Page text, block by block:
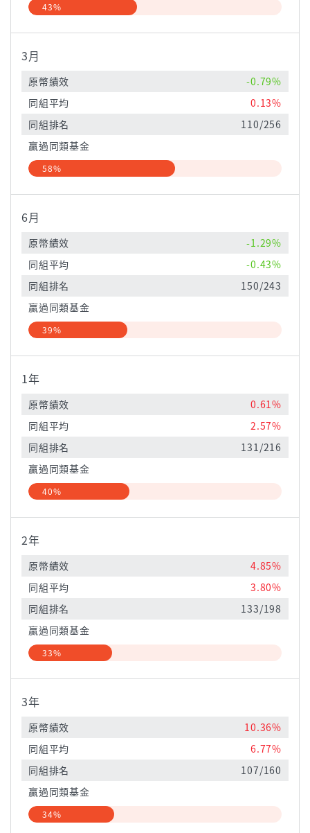
43%
3月
原幣績效
-0.79%
同組平均
0.13%
同組排名
110/256
贏過同類基金
58%
6月
原幣績效
-1.29%
同組平均
-0.43%
同組排名
150/243
贏過同類基金
39%
1年
原幣績效
0.61%
同組平均
2.57%
同組排名
131/216
贏過同類基金
40%
2年
原幣績效
4.85%
同組平均
3.80%
同組排名
133/198
贏過同類基金
33%
3年
原幣績效
10.36%
同組平均
6.77%
同組排名
107/160
贏過同類基金
34%